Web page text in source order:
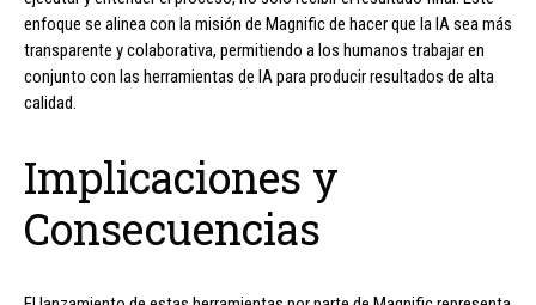
enfoque se alinea con la misión de Magnific de hacer que la IA sea más
transparente y colaborativa, permitiendo a los humanos trabajar en
conjunto con las herramientas de IA para producir resultados de alta
calidad.
Implicaciones y
Consecuencias